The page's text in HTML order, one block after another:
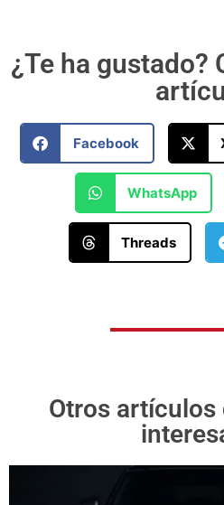
¿Te ha gustado?
Facebook
WhatsApp
Threads
Otros artículos